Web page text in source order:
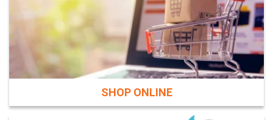
SHOP ONLINE